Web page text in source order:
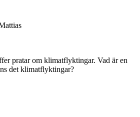
pratar om klimatflyktingar. Vad är en
det klimatflyktingar?